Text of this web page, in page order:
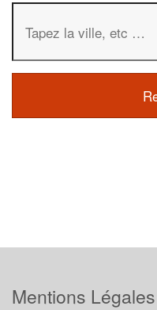
Mentions Légales